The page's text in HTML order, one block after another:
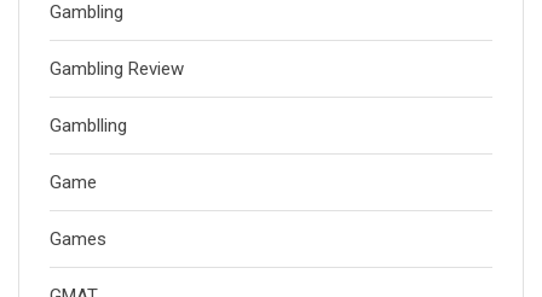
Gambling
Gambling Review
Gamblling
Game
Games